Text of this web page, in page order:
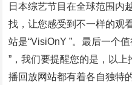
日本综艺节目在全球范围内
找，让您感受到不一样的观
站是“VisiOnY ”。最后一个
”，我们要提醒您的是，以
播回放网站都有着各自独特